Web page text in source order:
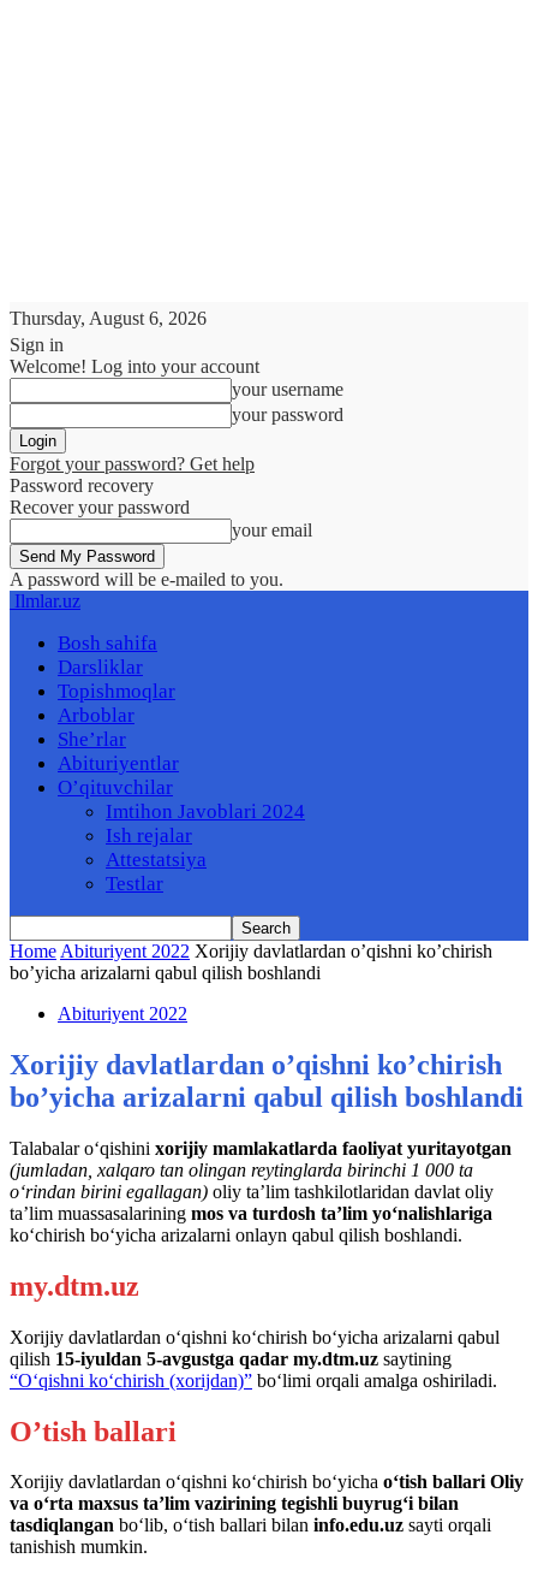
Thursday, August 6, 2026
Sign in
Welcome! Log into your account
your username
your password
Forgot your password? Get help
Password recovery
Recover your password
your email
A password will be e-mailed to you.
Ilmlar.uz
Bosh sahifa
Darsliklar
Topishmoqlar
Arboblar
She’rlar
Abituriyentlar
O’qituvchilar
Imtihon Javoblari 2024
Ish rejalar
Attestatsiya
Testlar
Home Abituriyent 2022 Xorijiy davlatlardan o’qishni ko’chirish
bo’yicha arizalarni qabul qilish boshlandi
Abituriyent 2022
Xorijiy davlatlardan o’qishni ko’chirish
bo’yicha arizalarni qabul qilish boshlandi
Talabalar o‘qishini xorijiy mamlakatlarda faoliyat yuritayotgan
(jumladan, xalqaro tan olingan reytinglarda birinchi 1 000 ta
o‘rindan birini egallagan) oliy ta’lim tashkilotlaridan davlat oliy
ta’lim muassasalarining mos va turdosh ta’lim yo‘nalishlariga
ko‘chirish bo‘yicha arizalarni onlayn qabul qilish boshlandi.
my.dtm.uz
Xorijiy davlatlardan o‘qishni ko‘chirish bo‘yicha arizalarni qabul
qilish 15-iyuldan 5-avgustga qadar my.dtm.uz saytining
“O‘qishni ko‘chirish (xorijdan)” bo‘limi orqali amalga oshiriladi.
O’tish ballari
Xorijiy davlatlardan o‘qishni ko‘chirish bo‘yicha o‘tish ballari Oliy
va o‘rta maxsus ta’lim vazirining tegishli buyrug‘i bilan
tasdiqlangan bo‘lib, o‘tish ballari bilan info.edu.uz sayti orqali
tanishish mumkin.